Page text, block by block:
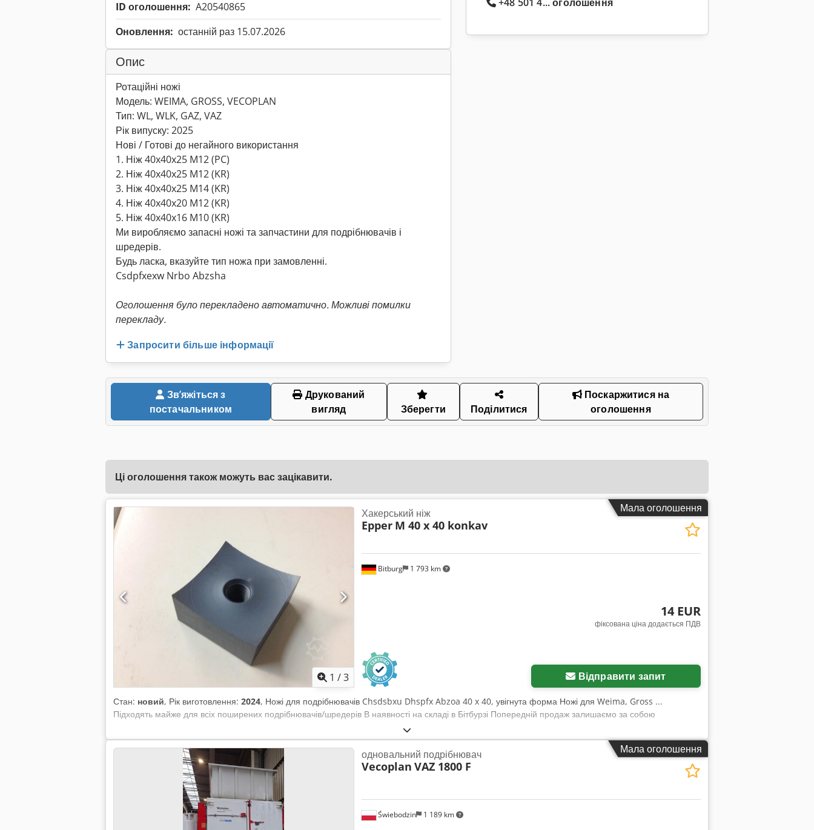
ID оголошення: A20540865
Оновлення: останній раз 15.07.2026
Опис
Ротаційні ножі
Модель: WEIMA, GROSS, VECOPLAN
Тип: WL, WLK, GAZ, VAZ
Рік випуску: 2025
Нові / Готові до негайного використання
1. Ніж 40x40x25 M12 (PC)
2. Ніж 40x40x25 M12 (KR)
3. Ніж 40x40x25 M14 (KR)
4. Ніж 40x40x20 M12 (KR)
5. Ніж 40x40x16 M10 (KR)
Ми виробляємо запасні ножі та запчастини для подрібнювачів і
шредерів.
Будь ласка, вказуйте тип ножа при замовленні.
Csdpfxexw Nrbo Abzsha
Оголошення було перекладено автоматично. Можливі помилки
перекладу.
Запросити більше інформації
постачальником
Друкований
вигляд
Зберегти Поділитися
Поскаржитися на
оголошення
Ці оголошення також можуть вас зацікавити.
Мала оголошення
1 /3
Bitburg 1 793 km
Хакерський ніж
Epper M 40 x 40 konkav
14 EUR
фіксована ціна додається ПДВ
Відправити запит
Стан: новий, Рік виготовлення: 2024, Ножі для подрібнювачів Chsdsbxu Dhspfx Abzoa 40 x 40, увігнута форма Ножі для Weima, Gross ...
Підходять майже для всіх поширених подрібнювачів/шредерів В наявності на складі в Бітбурзі Попередній продаж залишаємо за собою
Мала оголошення
Świebodzin 1 189 km
одновальний подрібнювач
Vecoplan VAZ 1800 F